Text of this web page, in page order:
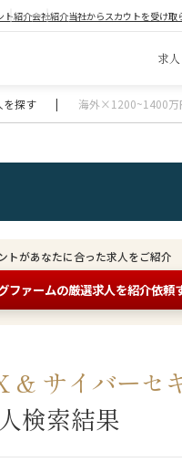
ト紹介会社紹介当社からスカウトを受け取
求
を探す | 海外×1200~1400万
トがあなたに合った求人をご紹介
ファームの厳選求人を紹介依頼
サイバーセ
検索結果